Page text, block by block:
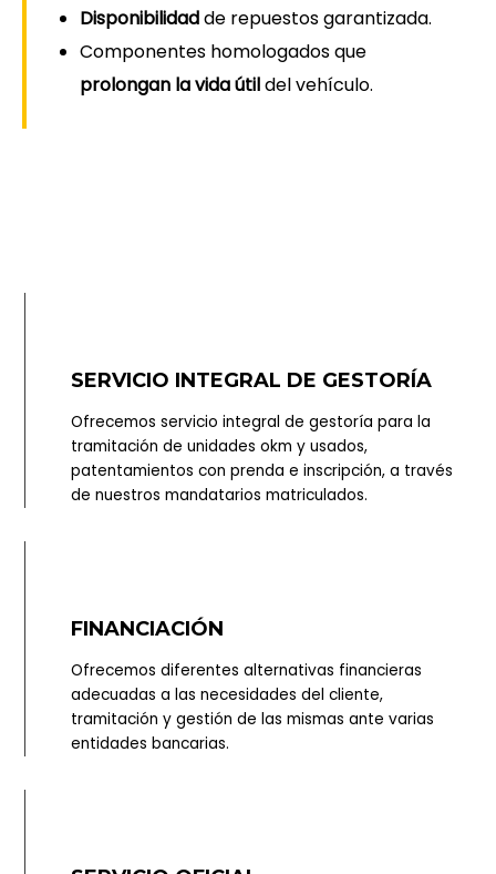
Disponibilidadde repuestos garantizada.
Componentes homologados que
prolongan la vida útildel vehículo.
SERVICIO INTEGRAL DE GESTORÍA
Ofrecemos servicio integral de gestoría para la
tramitación de unidades okm y usados,
patentamientos con prenda e inscripción, a través
de nuestros mandatarios matriculados.
FINANCIACIÓN
Ofrecemos diferentes alternativas financieras
adecuadas a las necesidades del cliente,
tramitación y gestión de las mismas ante varias
entidades bancarias.